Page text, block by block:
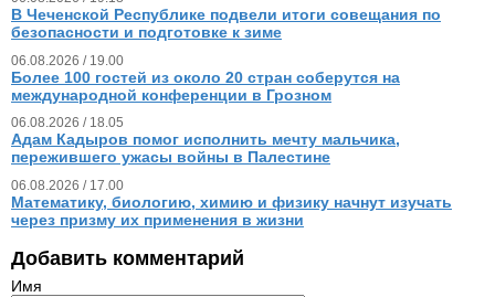
В Чеченской Республике подвели итоги совещания по
безопасности и подготовке к зиме
06.08.2026 / 19.00
Более 100 гостей из около 20 стран соберутся на
международной конференции в Грозном
06.08.2026 / 18.05
Адам Кадыров помог исполнить мечту мальчика,
пережившего ужасы войны в Палестине
06.08.2026 / 17.00
Математику, биологию, химию и физику начнут изучать
через призму их применения в жизни
Добавить комментарий
Имя